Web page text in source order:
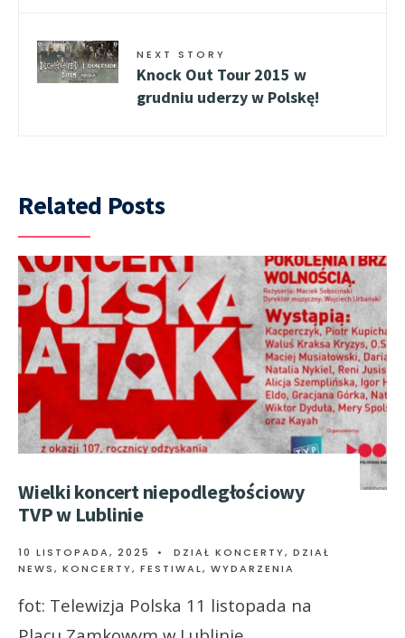
NEXT STORY
Knock Out Tour 2015 w
grudniu uderzy w Polskę!
Related Posts
Wielki koncert niepodległościowy
TVP w Lublinie
10 LISTOPADA, 2025 • DZIAŁ KONCERTY, DZIAŁ
NEWS, KONCERTY, FESTIWAL, WYDARZENIA
fot: Telewizja Polska 11 listopada na